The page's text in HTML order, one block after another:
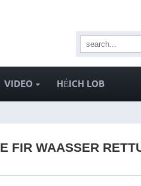
VIDEO HÉICH LOB
FIR WAASSER